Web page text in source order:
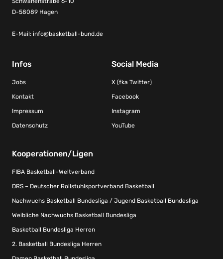
D-58089 Hagen
E-Mail: info@basketball-bund.de
Infos
Jobs
Kontakt
Impressum
Datenschutz
Social Media
X (fka Twitter)
Facebook
Instagram
YouTube
Kooperationen/Ligen
FIBA Basketball-Weltverband
DRS – Deutscher Rollstuhlsportverband Basketball
Nachwuchs Basketball Bundesliga / Jugend Basketball Bundesliga
Weibliche Nachwuchs Basketball Bundesliga
Basketball Bundesliga Herren
2. Basketball Bundesliga Herren